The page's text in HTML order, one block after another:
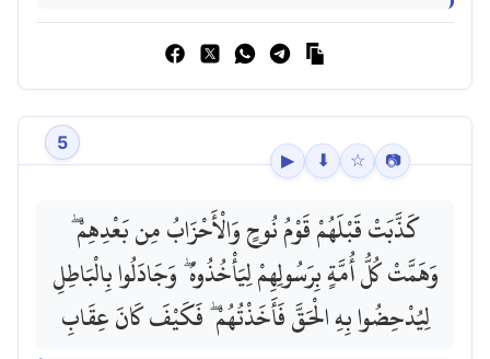
5
▶ ⬇ ☆ 📷
كَذَّبَتْ قَبْلَهُمْ قَوْمُ نُوحٍ وَالْأَحْزَابُ مِن بَعْدِهِمْ ۖ
وَهَمَّتْ كُلُّ أُمَّةٍ بِرَسُولِهِمْ لِيَأْخُذُوهُ ۖ وَجَادَلُوا بِالْبَاطِلِ
لِيُدْحِضُوا بِهِ الْحَقَّ فَأَخَذْتُهُمْ ۖ فَكَيْفَ كَانَ عِقَابِ